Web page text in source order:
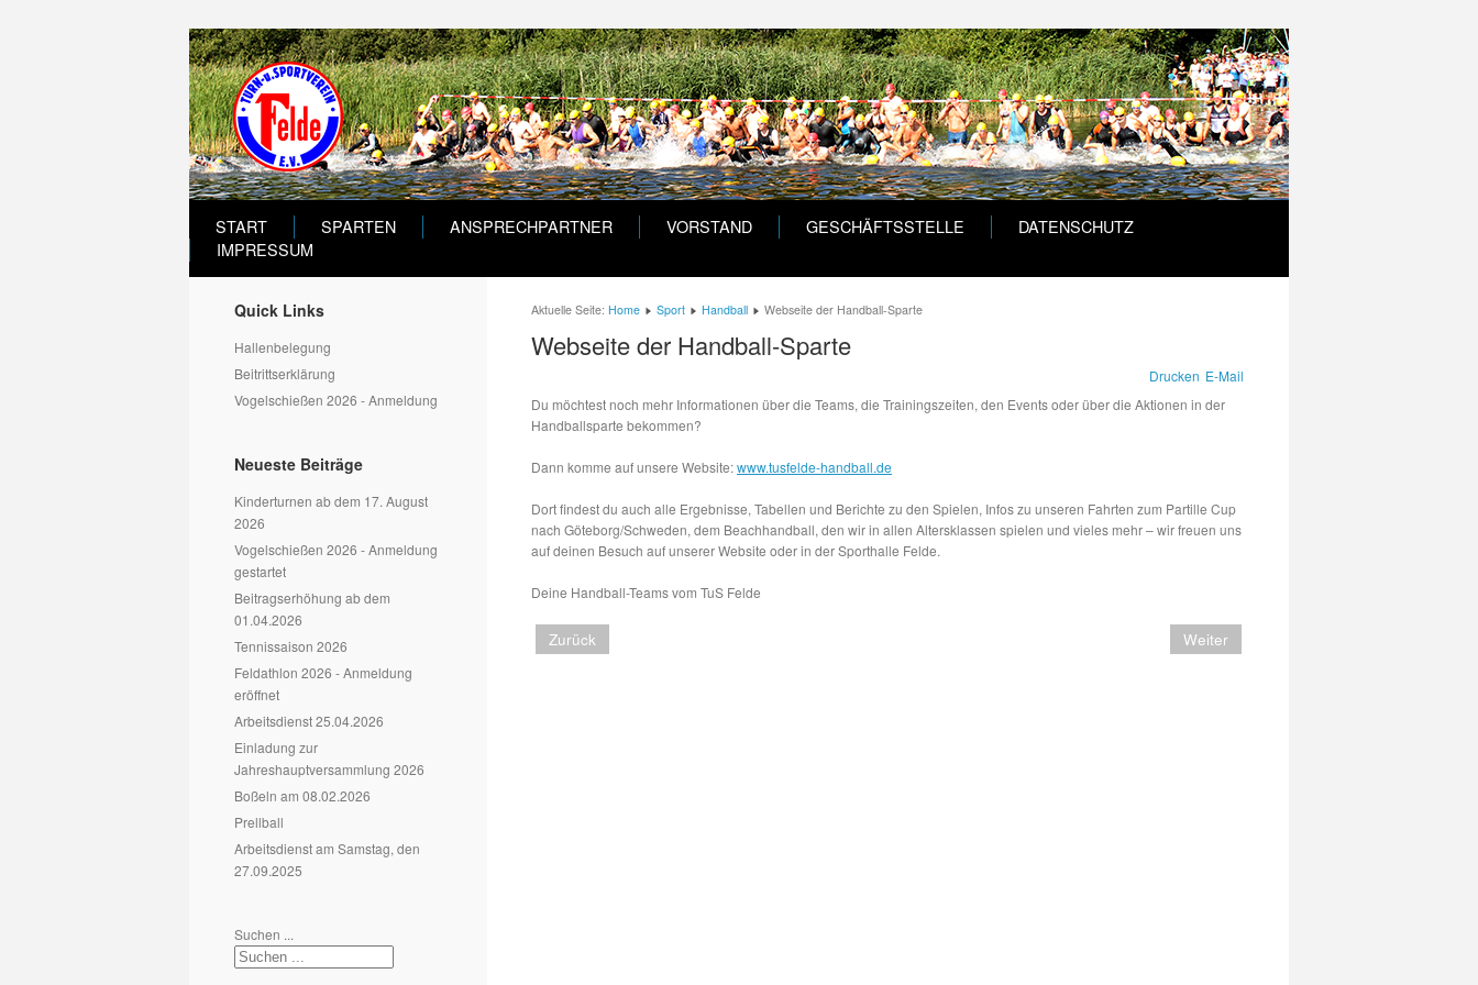
START SPARTEN ANSPRECHPARTNER VORSTAND GESCHÄFTSSTELLE
DATENSCHUTZ
IMPRESSUM
Quick Links
Hallenbelegung
Beitrittserklärung
Vogelschießen 2026 - Anmeldung
Neueste Beiträge
Kinderturnen ab dem 17. August
2026
Vogelschießen 2026 - Anmeldung
gestartet
Beitragserhöhung ab dem
01.04.2026
Tennissaison 2026
Feldathlon 2026 - Anmeldung
eröffnet
Arbeitsdienst 25.04.2026
Einladung zur
Jahreshauptversammlung 2026
Boßeln am 08.02.2026
Prellball
Arbeitsdienst am Samstag, den
27.09.2025
Suchen ...
Aktuelle Seite: Home Sport Handball Webseite der Handball-Sparte
Webseite der Handball-Sparte
Drucken E-Mail
Du möchtest noch mehr Informationen über die Teams, die Trainingszeiten, den Events oder über die Aktionen in der
Handballsparte bekommen?
Dann komme auf unsere Website:www.tusfelde-handball.de
Dort findest du auch alle Ergebnisse, Tabellen und Berichte zu den Spielen, Infos zu unseren Fahrten zum Partille Cup
nach Göteborg/Schweden, dem Beachhandball, den wir in allen Altersklassen spielen und vieles mehr – wir freuen uns
auf deinen Besuch auf unserer Website oder in der Sporthalle Felde.
Deine Handball-Teams vom TuS Felde
Zurück Weiter